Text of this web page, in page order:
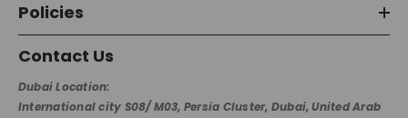
Policies
Contact Us
Dubai Location:
International city S08/ M03, Persia Cluster, Dubai, United Arab